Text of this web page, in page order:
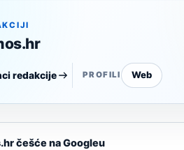
redakcije PROFILI Web
češće na Googleu